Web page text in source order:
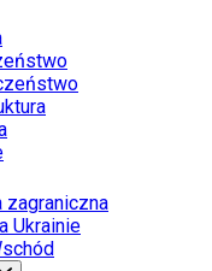
zagraniczna
Ukrainie